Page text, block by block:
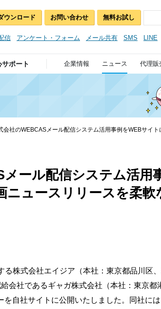
サポート 企業情報 ニュース 代理販
ウンロード お問い合わせ 無料お試し
信 アンケート・フォーム メール共有 SMS LINE
会社のWEBCASメール配信システム活用事例をWEBサイ
ール配信システム活用
ュースリリースを柔軟
株式会社エイジア（本社：東京都品川区
会社であるギャガ株式会社（本社：東京都
自社サイトに公開いたしました。同社に